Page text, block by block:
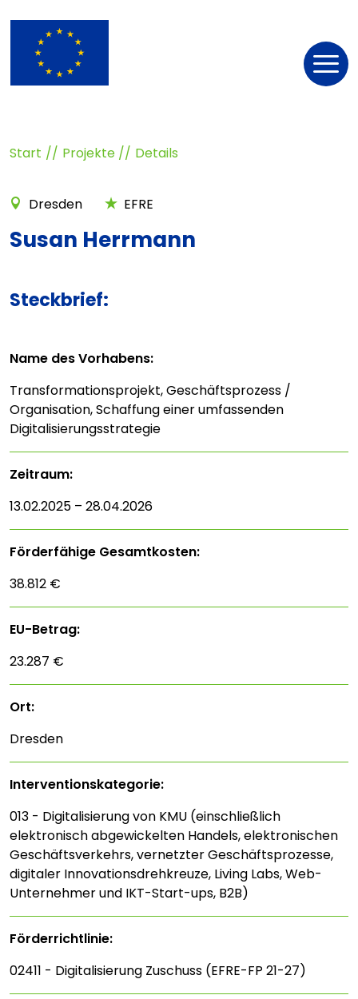
Start Projekte Details
Dresden EFRE
Susan Herrmann
Steckbrief:
Name des Vorhabens:
Transformationsprojekt, Geschäftsprozess /
Organisation, Schaffung einer umfassenden
Digitalisierungsstrategie
Zeitraum:
13.02.2025 – 28.04.2026
Förderfähige Gesamtkosten:
38.812 €
EU-Betrag:
23.287 €
Ort:
Dresden
Interventions­kategorie:
013 - Digitalisierung von KMU (einschließlich
elektronisch abgewickelten Handels, elektronischen
Geschäftsverkehrs, vernetzter Geschäftsprozesse,
digitaler Innovationsdrehkreuze, Living Labs, Web-
Unternehmer und IKT-Start-ups, B2B)
Förderrichtlinie:
02411 - Digitalisierung Zuschuss (EFRE-FP 21-27)